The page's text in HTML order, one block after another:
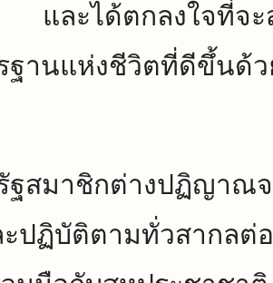
ละได้ตกลงใจที่จะ
ฐานแห่งชีวิตที่ดีขึ้นด้
ฐสมาชิกต่างปฏิญาณจ
ะปฏิบัติตามทั่วสากล